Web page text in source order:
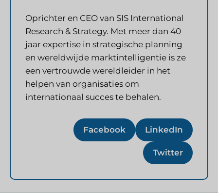
Oprichter en CEO van SIS International
Research & Strategy. Met meer dan 40
jaar expertise in strategische planning
en wereldwijde marktintelligentie is ze
een vertrouwde wereldleider in het
helpen van organisaties om
internationaal succes te behalen.
Facebook LinkedIn
Twitter